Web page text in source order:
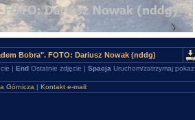
Bobra". FOTO: Dariusz Nowak (nddg)
| EndOstatnie zdjęcie | Spacja Uruchom/zatrzymaj pokaz
Górnicza | Kontakt e-mail: